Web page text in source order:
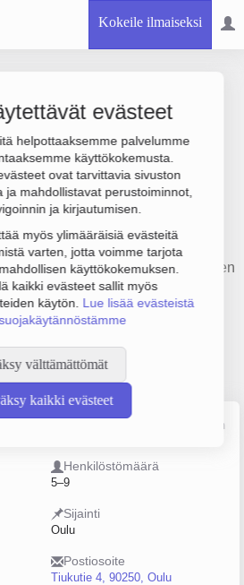
Kokeile ilmaiseksi
evästeet
helpottaaksemme palvelumme
käyttökokemusta.
ovat tarvittavia sivuston
ja mahdollistavat perustoiminnot,
ja kirjautumisen.
myös ylimääräisiä evästeitä
varten, jotta voimme tarjota
käyttökokemuksen.
kaikki evästeet sallit myös
käytön. Lue lisää evästeistä
välttämättömät
kaikki evästeet
Esko
Esko Nyman Oy liikevaihto on
€. Sen päätoimiala on Tieliikenteen
2008 ja sijainti Oulu.
(OY).
Päättäjätiedot
Lähde: YTJ, PRH, Traficom
Henkilöstömäärä
5–9
Sijainti
Oulu
Postiosoite
Tiukutie 4, 90250, Oulu